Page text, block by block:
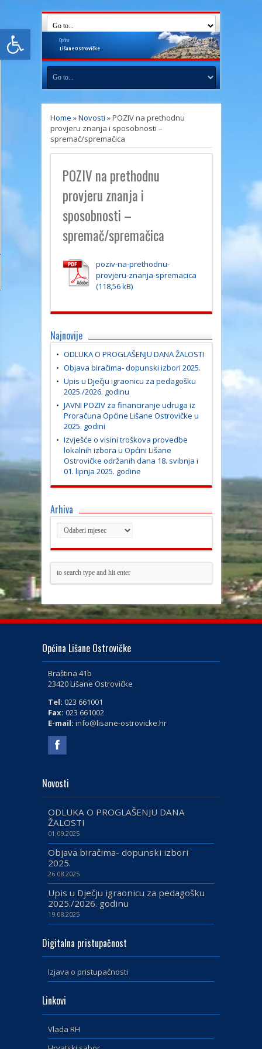
Open toolbar
LišaneOstrovičke
Općina
Home »Novosti »POZIV na prethodnu
provjeru znanja i sposobnosti –
spremač/spremačica
POZIV na prethodnu
provjeru znanja i
sposobnosti –
spremač/spremačica
poziv-na-prethodnu-
provjeru-znanja-spremacica
Najnovije
ODLUKA O PROGLAŠENJU DANA ŽALOSTI
Objava biračima- dopunski izbori 2025.
Upis u Dječju igraonicu za pedagošku
2025./2026. godinu
JAVNI POZIV za financiranje udruga iz
Proračuna Općine Lišane Ostrovičke u
2025. godini
Izvješće o visini troškova provedbe
lokalnih izbora u Općini Lišane
Ostrovičke održanih dana 18. svibnja i
01. lipnja 2025. godine
Arhiva
Općina Lišane Ostrovičke
Braština 41b
23420 Lišane Ostrovičke
Tel: 023 661001
Fax: 023 661002
E-mail: info@lisane-ostrovicke.hr
Novosti
ODLUKA O PROGLAŠENJU DANA
ŽALOSTI
01.09.2025
Objava biračima- dopunski izbori
2025.
26.08.2025
Upis u Dječju igraonicu za pedagošku
2025./2026. godinu
19.08.2025
Digitalna pristupačnost
Izjava o pristupačnosti
Linkovi
Vlada RH